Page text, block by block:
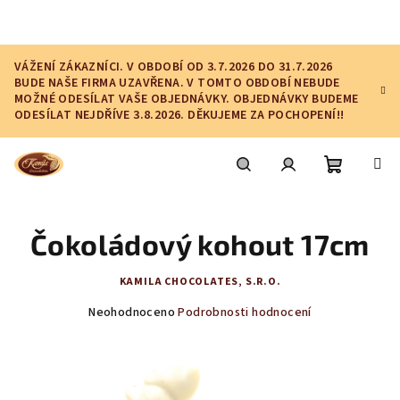
obsah
VÁŽENÍ ZÁKAZNÍCI. V OBDOBÍ OD 3.7.2026 DO 31.7.2026
BUDE NAŠE FIRMA UZAVŘENA. V TOMTO OBDOBÍ NEBUDE
MOŽNÉ ODESÍLAT VAŠE OBJEDNÁVKY. OBJEDNÁVKY BUDEME
ODESÍLAT NEJDŘÍVE 3.8.2026. DĚKUJEME ZA POCHOPENÍ!!
košík
Čokoládový kohout 17cm
KAMILA CHOCOLATES, S.R.O.
Průměrné
Neohodnoceno Podrobnosti hodnocení